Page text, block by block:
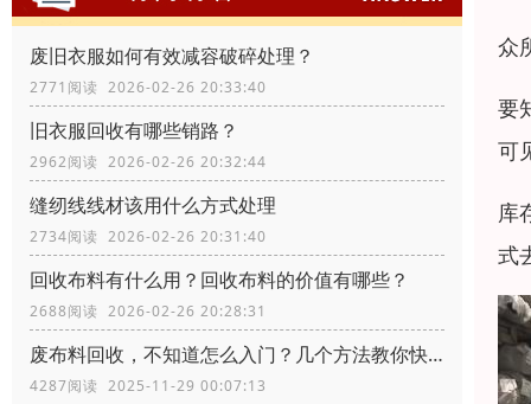
废旧衣服如何有效减容破碎处理？
2771阅读 2026-02-26 20:33:40
旧衣服回收有哪些销路？
2962阅读 2026-02-26 20:32:44
缝纫线线材该用什么方式处理
2734阅读 2026-02-26 20:31:40
回收布料有什么用？回收布料的价值有哪些？
2688阅读 2026-02-26 20:28:31
废布料回收，不知道怎么入门？几个方法教你快速入门
4287阅读 2025-11-29 00:07:13
众
要
可
库
式